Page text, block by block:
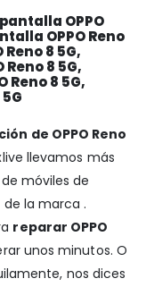
OPPO
OPPO Reno
8 5G,
8 5G,
8 5G,
de OPPO Reno
llevamos más
móviles de
la marca .
reparar OPPO
unos minutos. O
nos dices